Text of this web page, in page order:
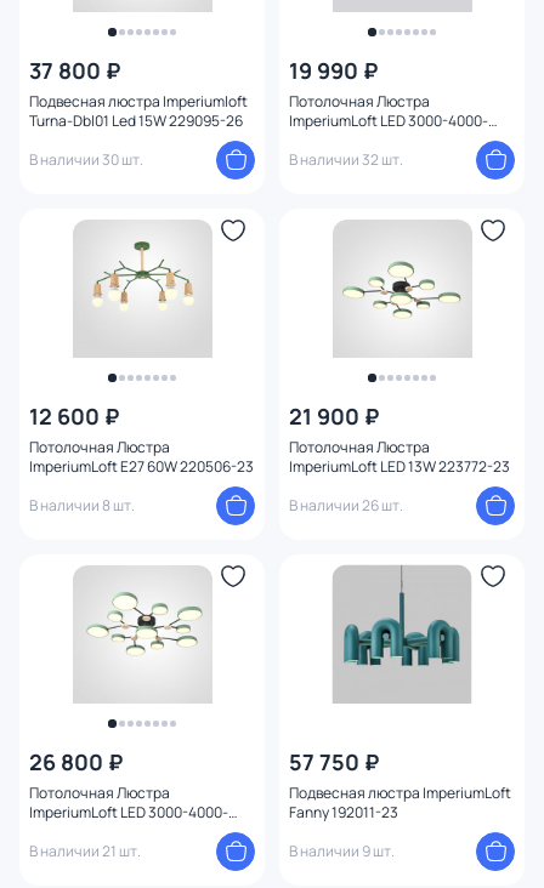
37 800 ₽
Подвесная люстра Imperiumloft
Turna-Dbl01 Led 15W 229095-26
В наличии 30 шт.
19 990 ₽
Потолочная Люстра
ImperiumLoft LED 3000-4000-
(теплый,белый,холодный) 12W
В наличии 32 шт.
12 600 ₽
Потолочная Люстра
ImperiumLoft E27 60W 220506-23
В наличии 8 шт.
21 900 ₽
Потолочная Люстра
ImperiumLoft LED 13W 223772-23
В наличии 26 шт.
26 800 ₽
Потолочная Люстра
ImperiumLoft LED 3000-4000-
(теплый,белый,холодный) 13W
В наличии 21 шт.
57 750 ₽
Подвесная люстра ImperiumLoft
Fanny 192011-23
В наличии 9 шт.